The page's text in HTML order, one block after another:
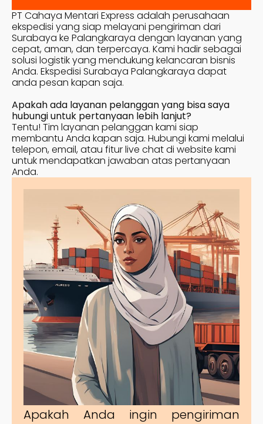
PT Cahaya Mentari Express adalah perusahaan
ekspedisi yang siap melayani pengiriman dari
Surabaya ke Palangkaraya dengan layanan yang
cepat, aman, dan terpercaya. Kami hadir sebagai
solusi logistik yang mendukung kelancaran bisnis
Anda. Ekspedisi Surabaya Palangkaraya dapat
anda pesan kapan saja.
Apakah ada layanan pelanggan yang bisa saya
hubungi untuk pertanyaan lebih lanjut?
Tentu! Tim layanan pelanggan kami siap
membantu Anda kapan saja. Hubungi kami melalui
telepon, email, atau fitur live chat di website kami
untuk mendapatkan jawaban atas pertanyaan
Anda.
Apakah Anda ingin pengiriman